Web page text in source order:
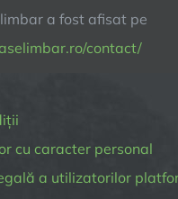
a fost afisat pe
contact/
cu caracter personal
a utilizatorilor